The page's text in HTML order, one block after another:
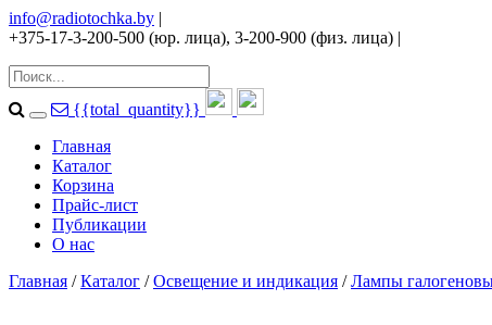
info@radiotochka.by |
+375-17-3-200-500 (юр. лица), 3-200-900 (физ. лица) |
{{total_quantity}}
Главная
Каталог
Корзина
Прайс-лист
Публикации
О нас
Главная /Каталог /Освещение и индикация /Лампы